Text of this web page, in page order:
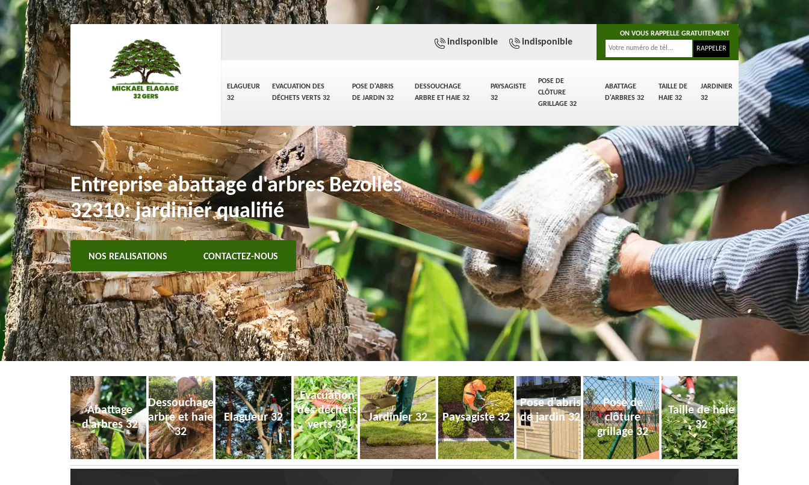
ELAGUEUR
32
EVACUATION DES
DÉCHETS VERTS 32
POSE D'ABRIS
DE JARDIN 32
DESSOUCHAGE
ARBRE ET HAIE 32
PAYSAGISTE
32
POSE DE
CLÔTURE
GRILLAGE 32
ABATTAGE
D'ARBRES 32
TAILLE DE
HAIE 32
JARDINIER
32
indisponible indisponible
ON VOUS RAPPELLE GRATUITEMENT
Entreprise abattage d'arbres Bezolles
32310: jardinier qualifié
NOS REALISATIONS CONTACTEZ-NOUS
Abattage
d'arbres 32
Dessouchage
arbre et haie
32
Elagueur 32
Evacuation
des déchets
verts 32
Jardinier 32 Paysagiste 32
Pose d'abris
de jardin 32
Pose de
clôture
grillage 32
Taille de haie
32